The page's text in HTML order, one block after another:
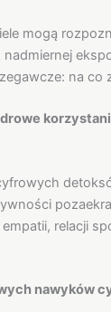
mogą
na co
relacji
nawyków